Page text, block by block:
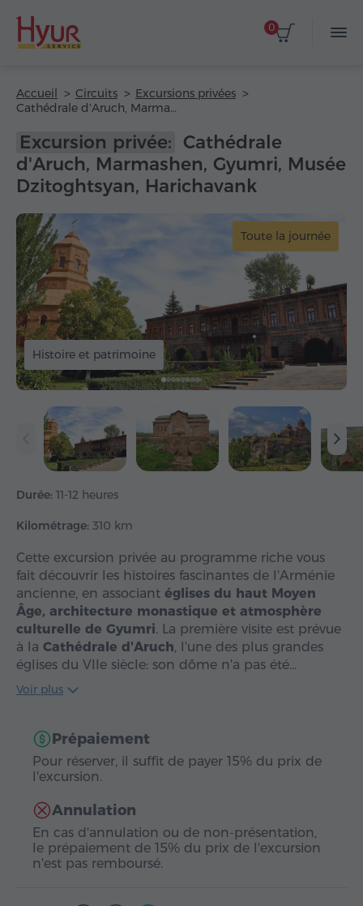
0
Accueil Circuits
Excursions privées
Cathédrale d'Aruch, Marmashen, Gyumri, Musée Dzitoghtsyan, Harichavank
Excursion privée: Cathédrale
d'Aruch, Marmashen, Gyumri, Musée
Dzitoghtsyan, Harichavank
Toute la journée
Histoire et patrimoine
Durée: 11-12 heures
Kilométrage: 310 km
Cette excursion privée au programme riche vous
fait découvrir les histoires fascinantes de l'Arménie
ancienne, en associant églises du haut Moyen
Âge, architecture monastique et atmosphère
culturelle de Gyumri. La première visite est prévue
à la Cathédrale d'Aruch, l'une des plus grandes
églises du VIIe siècle: son dôme n'a pas été…
Voir plus
Prépaiement
Pour réserver, il suffit de payer 15% du prix de
l'excursion.
Annulation
En cas d'annulation ou de non-présentation,
le prépaiement de 15% du prix de l'excursion
n'est pas remboursé.